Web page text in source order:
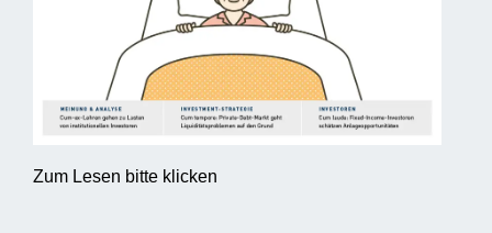
Zum Lesen bitte klicken